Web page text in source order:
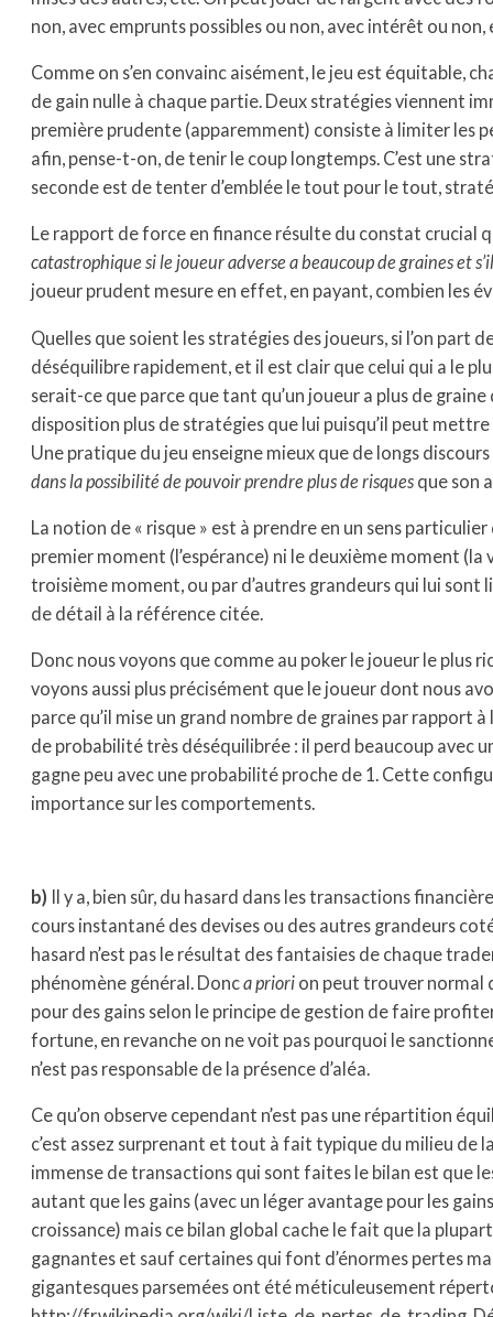
non, avec emprunts possibles ou non, avec intérêt ou non,
Comme on s’en convainc aisément, le jeu est équitable,
de gain nulle à chaque partie. Deux stratégies viennent
première prudente (apparemment) consiste à limiter les
afin, pense-t-on, de tenir le coup longtemps. C’est une
seconde est de tenter d’emblée le tout pour le tout,
Le rapport de force en finance résulte du constat crucial
catastrophique si le joueur adverse a beaucoup de graines et
joueur prudent mesure en effet, en payant, combien les
Quelles que soient les stratégies des joueurs, si l’on part
déséquilibre rapidement, et il est clair que celui qui a le
serait-ce que parce que tant qu’un joueur a plus de graine
disposition plus de stratégies que lui puisqu’il peut mettre
Une pratique du jeu enseigne mieux que de longs
dans la possibilité de pouvoir prendre plus de risques que son
La notion de « risque » est à prendre en un sens particulier
premier moment (l’espérance) ni le deuxième moment
troisième moment, ou par d’autres grandeurs qui lui sont
de détail à la référence citée.
Donc nous voyons que comme au poker le joueur le plus
voyons aussi plus précisément que le joueur dont nous
parce qu’il mise un grand nombre de graines par rapport à
de probabilité très déséquilibrée : il perd beaucoup avec
gagne peu avec une probabilité proche de 1. Cette
importance sur les comportements.
b) Il y a, bien sûr, du hasard dans les transactions
cours instantané des devises ou des autres grandeurs
hasard n’est pas le résultat des fantaisies de chaque
phénomène général. Donca priori on peut trouver normal
pour des gains selon le principe de gestion de faire
fortune, en revanche on ne voit pas pourquoi le
n’est pas responsable de la présence d’aléa.
Ce qu’on observe cependant n’est pas une répartition
c’est assez surprenant et tout à fait typique du milieu de
immense de transactions qui sont faites le bilan est que
autant que les gains (avec un léger avantage pour les
croissance) mais ce bilan global cache le fait que la
gagnantes et sauf certaines qui font d’énormes pertes
gigantesques parsemées ont été méticuleusement